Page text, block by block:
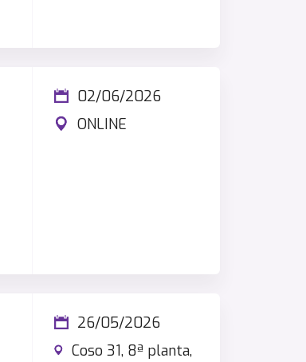
02/06/2026
ONLINE
26/05/2026
Coso 31, 8ª planta,